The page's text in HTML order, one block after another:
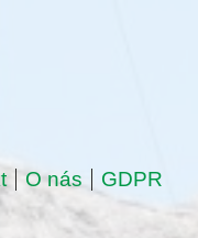
O nás GDPR